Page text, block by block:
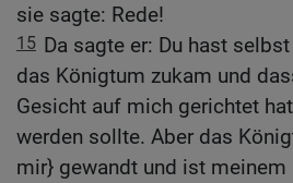
sie sagte: Rede!
15 Da sagte er: Du hast
das Königtum zukam und
Gesicht auf mich gerichtet
werden sollte. Aber das
mir} gewandt und ist meinem